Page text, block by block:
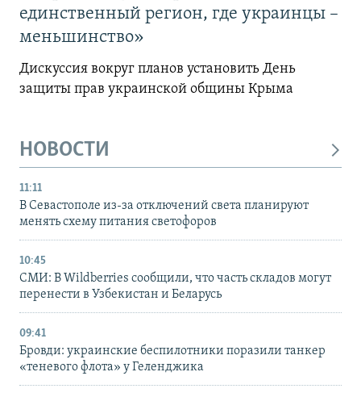
единственный регион, где украинцы –
меньшинство»
Дискуссия вокруг планов установить День
защиты прав украинской общины Крыма
НОВОСТИ
11:11
В Севастополе из-за отключений света планируют
менять схему питания светофоров
10:45
СМИ: В Wildberries сообщили, что часть складов могут
перенести в Узбекистан и Беларусь
09:41
Бровди: украинские беспилотники поразили танкер
«теневого флота» у Геленджика